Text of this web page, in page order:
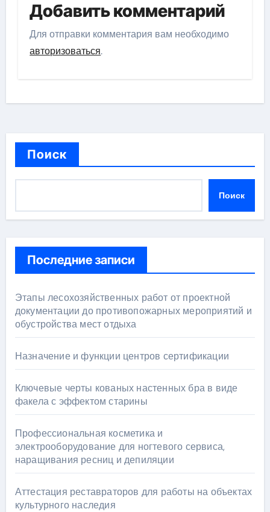
Добавить комментарий
Для отправки комментария вам необходимо
авторизоваться.
Поиск
Поиск
Последние записи
Этапы лесохозяйственных работ от проектной
документации до противопожарных мероприятий и
обустройства мест отдыха
Назначение и функции центров сертификации
Ключевые черты кованых настенных бра в виде
факела с эффектом старины
Профессиональная косметика и
электрооборудование для ногтевого сервиса,
наращивания ресниц и депиляции
Аттестация реставраторов для работы на объектах
культурного наследия